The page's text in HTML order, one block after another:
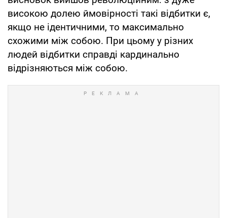
високою долею ймовірності такі відбитки є,
якщо не ідентичними, то максимально
схожими між собою. При цьому у різних
людей відбитки справді кардинально
відрізняються між собою.